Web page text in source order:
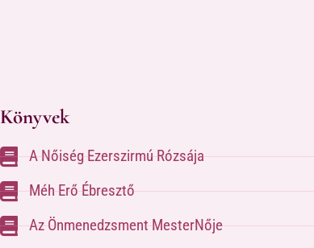
Könyvek
A Nőiség Ezerszirmú Rózsája
Méh Erő Ébresztő
Az Önmenedzsment MesterNője